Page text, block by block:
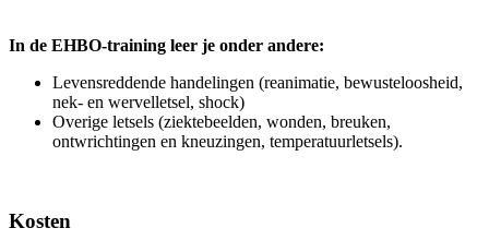
In de EHBO-training leer je onder andere:
Levensreddende handelingen (reanimatie, bewusteloosheid,
nek- en wervelletsel, shock)
Overige letsels (ziektebeelden, wonden, breuken,
ontwrichtingen en kneuzingen, temperatuurletsels).
Kosten